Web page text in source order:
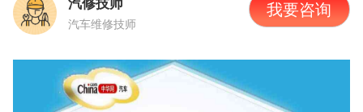
汽修技师
汽车维修技师
我要咨询